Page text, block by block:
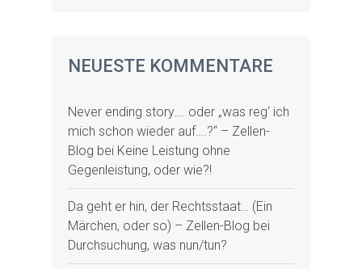
NEUESTE KOMMENTARE
Never ending story…. oder „was reg‘ ich
mich schon wieder auf….?“ – Zellen-
Blog bei Keine Leistung ohne
Gegenleistung, oder wie?!
Da geht er hin, der Rechtsstaat… (Ein
Märchen, oder so) – Zellen-Blog bei
Durchsuchung, was nun/tun?